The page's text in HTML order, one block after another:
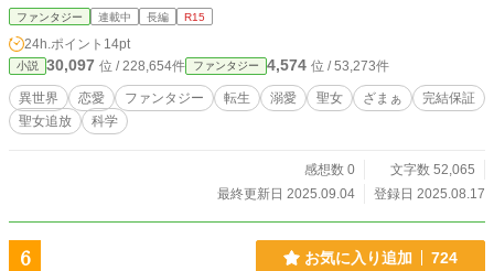
な奇跡を起こせない私は、婚約者のアルフォンス王子から「役立たずの地底聖
女」と蔑まれ、研究成果はすべてライバル聖女リリアに横取りされた挙句、無実
の罪で王都から追放されてしまいました。 すべてを失い、たどり着いた辺境の
森。 「もう誰のためでもない。自分のためだけに、知識を使おう」 絶望の底で
私が最初に創り出したのは、暗い森を温かく照らしてくれる、光るモフモフのス
ライム『ルナ』でした。 それが、私の新しい人生の始まり。 打ち捨てられた小
屋を「研究所（ラボ）」に改造し、国の陰謀で“遺伝子レベルの呪い”に蝕まれた
ぶモフモフに薬草を探させたり、ドワーフの職人さんに特注の研究設備を作って
国では未知の病『黒枯病』が大流行し、滅亡の危機に瀕しているとか。 今さら
「君の力が必要だ、戻ってきてくれ！」と王子が泣きついてきても……もう遅
い！ 私の居場所は、もうあなたの国にはありません。 私の知識と力は、私を信
ファンタジー 連載中 長編 R15
24h.ポイント 14pt
小説 30,097 位 / 228,654件 ファンタジー 4,574 位 / 53,273件
異世界 恋愛 ファンタジー 転生 溺愛 聖女 ざまぁ
完結保証
聖女追放
科学
感想数 0
文字数 52,065
最終更新日 2025.09.04
登録日 2025.08.17
6 お気に入り追加 724